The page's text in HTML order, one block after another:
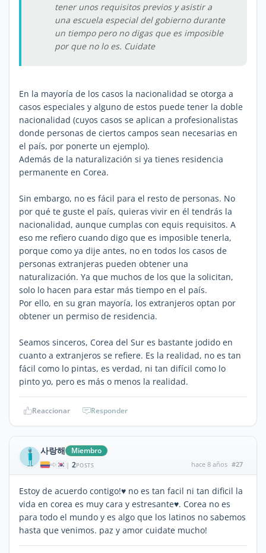
tener unos requisitos previos y asistir a
una escuela especial del gobierno durante
un tiempo pero no digas que es imposible
por que no lo es. Cuidate
En la mayoría de los casos la nacionalidad se otorga a
casos especiales y alguno de estos puede tener la doble
nacionalidad (cuyos casos se aplican a profesionalistas
donde personas de ciertos campos sean necesarias en
el país, por ponerte un ejemplo).
Además de la naturalización si ya tienes residencia
permanente en Corea.
Sin embargo, no es fácil para el resto de personas. No
por qué te guste el país, quieras vivir en él tendrás la
nacionalidad, aunque cumplas con equis requisitos. A
eso me refiero cuando digo que es imposible tenerla,
porque como ya dije antes, no en todos los casos de
personas extranjeras pueden obtener una
naturalización. Ya que muchos de los que la solicitan,
solo lo hacen para estar más tiempo en el país.
Por ello, en su gran mayoría, los extranjeros optan por
obtener un permiso de residencia.
Seamos sinceros, Corea del Sur es bastante jodido en
cuanto a extranjeros se refiere. Es la realidad, no es tan
fácil como lo pintas, es verdad, ni tan difícil como lo
pinto yo, pero es más o menos la realidad.
Reaccionar Responder
사랑해 Miembro
| 2POSTS hace 8 años #27
Estoy de acuerdo contigo!♥ no es tan facil ni tan dificil la
vida en corea es muy cara y estresante♥. Corea no es
para todo el mundo y es algo que los latinos no sabemos
hasta que venimos. paz y amor cuidate mucho!